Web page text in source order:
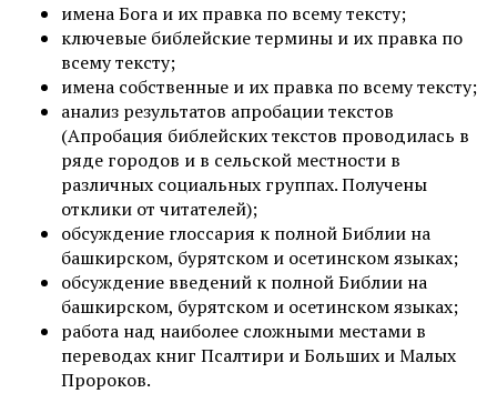
имена Бога и их правка по всему тексту;
ключевые библейские термины и их правка по
всему тексту;
имена собственные и их правка по всему тексту;
анализ результатов апробации текстов
(Апробация библейских текстов проводилась в
ряде городов и в сельской местности в
различных социальных группах. Получены
отклики от читателей);
обсуждение глоссария к полной Библии на
башкирском, бурятском и осетинском языках;
обсуждение введений к полной Библии на
башкирском, бурятском и осетинском языках;
работа над наиболее сложными местами в
переводах книг Псалтири и Больших и Малых
Пророков.